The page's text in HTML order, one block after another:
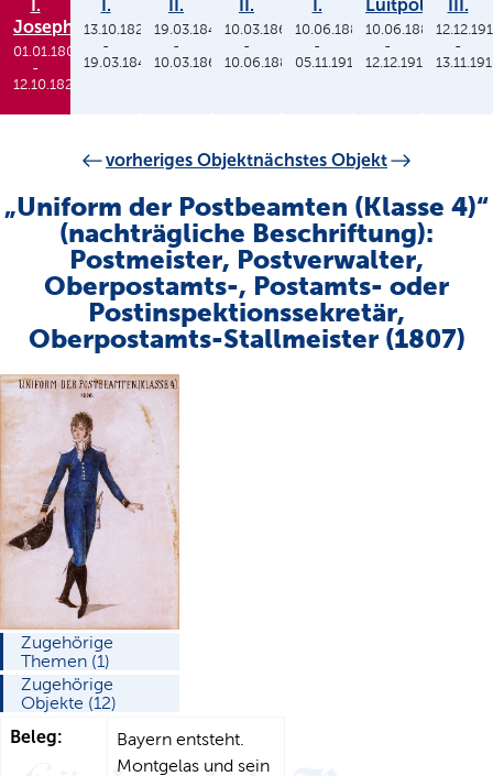
I.
Joseph
01.01.1806
-
12.10.1825
I.
13.10.1825
-
19.03.1848
II.
19.03.1848
-
10.03.1864
II.
10.03.1864
-
10.06.1886
I.
10.06.1886
-
05.11.1913
Luitpold
10.06.1886
-
12.12.1912
III.
-
vorheriges Objektnächstes Objekt
„Uniform der Postbeamten (Klasse 4)“
(nachträgliche Beschriftung):
Postmeister, Postverwalter,
Oberpostamts-, Postamts- oder
Postinspektionssekretär,
Oberpostamts-Stallmeister (1807)
Zugehörige
Themen (1)
Zugehörige
Objekte (12)
Beleg:
Bayern entsteht.
Montgelas und sein